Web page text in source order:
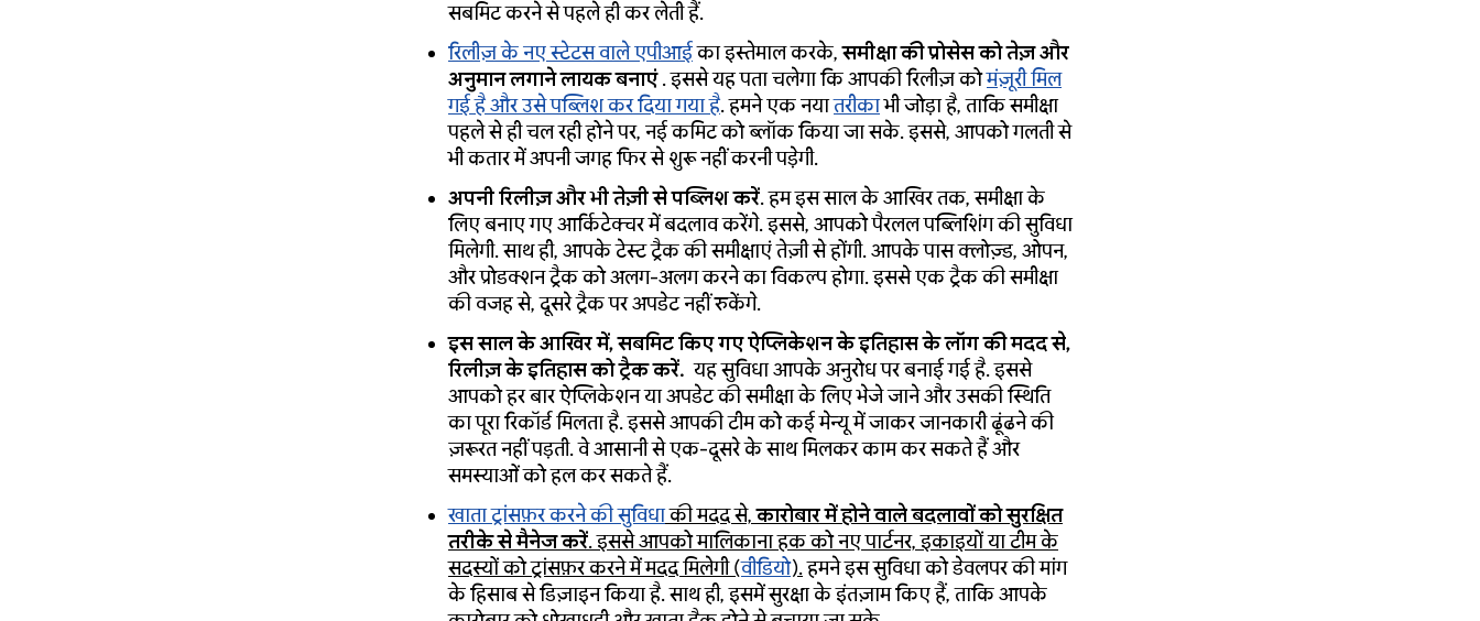
सबमिट करने से पहले ही कर लेती हैं.
रिलीज़ के नए स्टेटस वाले एपीआईका इस्तेमाल करके,समीक्षा की प्रोसेस को तेज़ और
अनुमान लगाने लायक बनाएं. इससे यह पता चलेगा कि आपकी रिलीज़ कोमंज़ूरी मिल
गई है और उसे पब्लिश कर दिया गया है. हमने एक नयातरीकाभी जोड़ा है, ताकि समीक्षा
पहले से ही चल रही होने पर, नई कमिट को ब्लॉक किया जा सके. इससे, आपको गलती से
भी कतार में अपनी जगह फिर से शुरू नहीं करनी पड़ेगी.
अपनी रिलीज़ और भी तेज़ी से पब्लिश करें. हम इस साल के आखिर तक, समीक्षा के
लिए बनाए गए आर्किटेक्चर में बदलाव करेंगे. इससे, आपको पैरलल पब्लिशिंग की सुविधा
मिलेगी. साथ ही, आपके टेस्ट ट्रैक की समीक्षाएं तेज़ी से होंगी. आपके पास क्लोज़्ड, ओपन,
और प्रोडक्शन ट्रैक को अलग-अलग करने का विकल्प होगा. इससे एक ट्रैक की समीक्षा
की वजह से, दूसरे ट्रैक पर अपडेट नहीं रुकेंगे.
इस साल के आखिर में, सबमिट किए गए ऐप्लिकेशन के इतिहास के लॉग की मदद से,
रिलीज़ के इतिहास को ट्रैक करें. यह सुविधा आपके अनुरोध पर बनाई गई है. इससे
आपको हर बार ऐप्लिकेशन या अपडेट की समीक्षा के लिए भेजे जाने और उसकी स्थिति
का पूरा रिकॉर्ड मिलता है. इससे आपकी टीम को कई मेन्यू में जाकर जानकारी ढूंढने की
ज़रूरत नहीं पड़ती. वे आसानी से एक-दूसरे के साथ मिलकर काम कर सकते हैं और
समस्याओं को हल कर सकते हैं.
खाता ट्रांसफ़र करने की सुविधाकी मदद से,कारोबार में होने वाले बदलावों को सुरक्षित
तरीके से मैनेज करें. इससे आपको मालिकाना हक को नए पार्टनर, इकाइयों या टीम के
सदस्यों को ट्रांसफ़र करने में मदद मिलेगी (वीडियो).हमने इस सुविधा को डेवलपर की मांग
के हिसाब से डिज़ाइन किया है. साथ ही, इसमें सुरक्षा के इंतज़ाम किए हैं, ताकि आपके